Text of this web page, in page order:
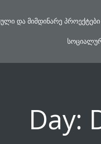
ᲓᲐ ᲛᲘᲛᲓᲘᲜᲐᲠᲔ ᲞᲠᲝᲔᲥᲢᲔᲑᲘ
Day: